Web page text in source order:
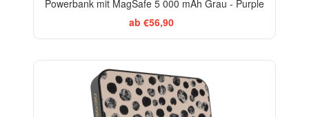
Powerbank mit MagSafe 5 000 mAh Grau - Purple
ab €56,90